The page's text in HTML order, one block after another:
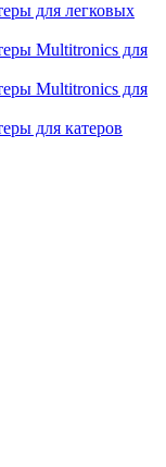
для легковых
Multitronics для
Multitronics для
для катеров